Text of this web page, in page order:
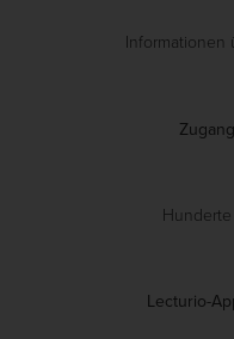
Informationen
Zugang
Hunderte
Lecturio-